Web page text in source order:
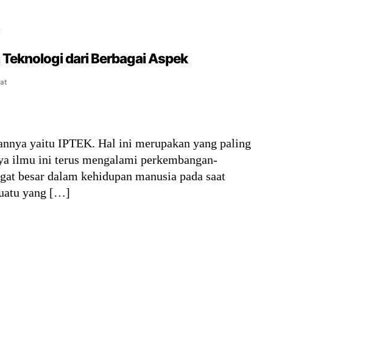
dari Berbagai Aspek
yaitu IPTEK. Hal ini merupakan yang paling
ilmu ini terus mengalami perkembangan-
besar dalam kehidupan manusia pada saat
yang […]